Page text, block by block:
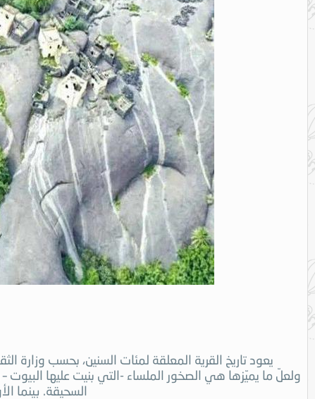
يعود تاريخ القرية المعلقة لمئات السنين، بحسب
ولعلّ ما يميّزها هي الصخور الملساء -التي بنيت عليها البيوت
السحيقة. بينما